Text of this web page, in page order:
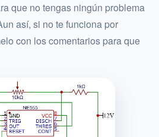
que no tengas ningún problema
así, si no te funciona por
con los comentarios para que